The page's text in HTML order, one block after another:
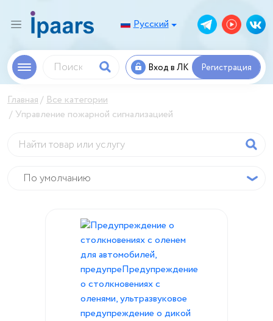
Русский
Вход в ЛК Регистрация
Главная Все категории
Управление пожарной сигнализацией